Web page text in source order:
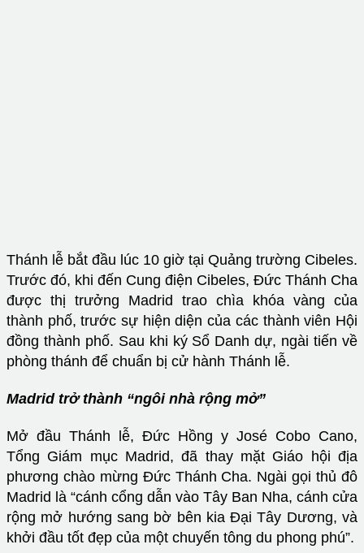
Thánh lễ bắt đầu lúc 10 giờ tại Quảng trường Cibeles.
Trước đó, khi đến Cung điện Cibeles, Đức Thánh Cha
được thị trưởng Madrid trao chìa khóa vàng của
thành phố, trước sự hiện diện của các thành viên Hội
đồng thành phố. Sau khi ký Sổ Danh dự, ngài tiến về
phòng thánh để chuẩn bị cử hành Thánh lễ.
Madrid trở thành “ngôi nhà rộng mở”
Mở đầu Thánh lễ, Đức Hồng y José Cobo Cano,
Tổng Giám mục Madrid, đã thay mặt Giáo hội địa
phương chào mừng Đức Thánh Cha. Ngài gọi thủ đô
Madrid là “cánh cổng dẫn vào Tây Ban Nha, cánh cửa
rộng mở hướng sang bờ bên kia Đại Tây Dương, và
khởi đầu tốt đẹp của một chuyến tông du phong phú”.